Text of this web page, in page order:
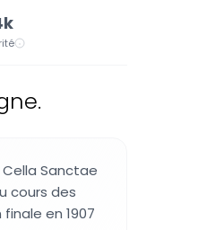
Sanctae
cours des
en 1907